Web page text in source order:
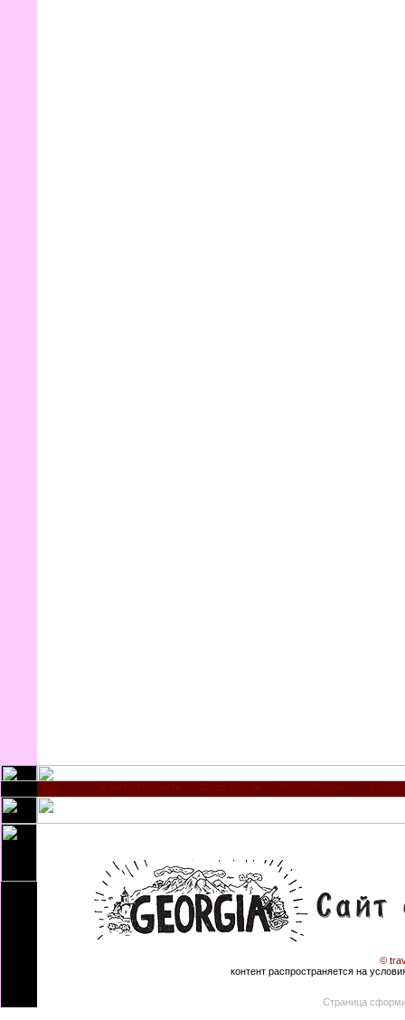
Мцхета-Мтианети Шида-Картли Квемо-Картли
©
контент распространяется на
Страница